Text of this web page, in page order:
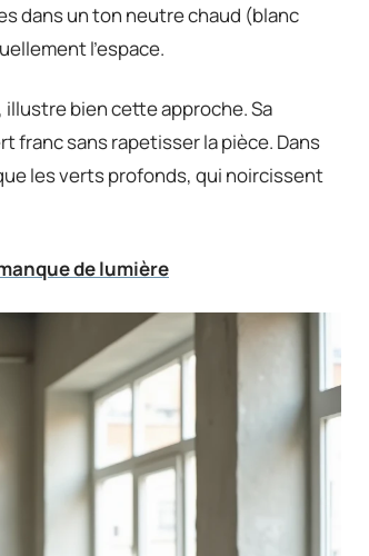
dans un ton neutre chaud (blanc
l’espace.
bien cette approche. Sa
franc sans rapetisser la pièce. Dans
les verts profonds, qui noircissent
de lumière